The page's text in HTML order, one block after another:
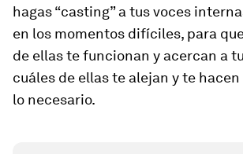
hagas “casting” a tus voces
en los momentos difíciles, para
de ellas te funcionan y acercan a
cuáles de ellas te alejan y te
lo necesario.